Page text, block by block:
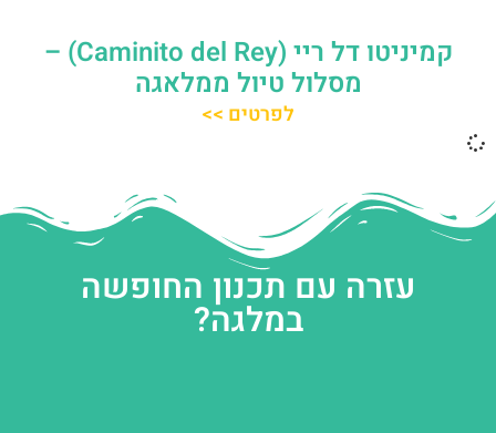
קמיניטו דל ריי (Caminito del Rey) –
מסלול טיול ממלאגה
לפרטים >>
עזרה עם תכנון החופשה
במלגה?